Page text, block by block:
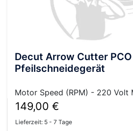
Decut Arrow Cutter
Pfeilschneidegerät
Motor Speed (RPM) - 220 Volt
149,00 €
Lieferzeit: 5 - 7 Tage